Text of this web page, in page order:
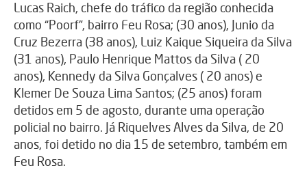
Lucas Raich, chefe do tráfico da região conhecida
como “Poorf”, bairro Feu Rosa; (30 anos), Junio da
Cruz Bezerra (38 anos), Luiz Kaique Siqueira da Silva
(31 anos), Paulo Henrique Mattos da Silva ( 20
anos), Kennedy da Silva Gonçalves ( 20 anos) e
Klemer De Souza Lima Santos; (25 anos) foram
detidos em 5 de agosto, durante uma operação
policial no bairro. Já Riquelves Alves da Silva, de 20
anos, foi detido no dia 15 de setembro, também em
Feu Rosa.